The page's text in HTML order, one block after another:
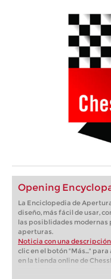
Opening
La Enciclopedia de
diseño, más fácil de usar,
las posiblidades modernas
aperturas.
Noticia con una descripción
clic en el botón "Más..."
en la tienda online de